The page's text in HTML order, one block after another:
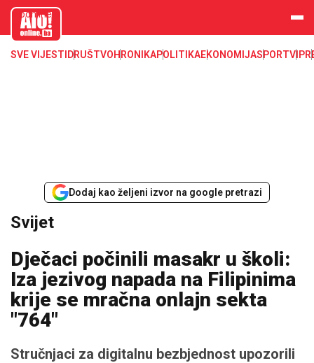
aloonline.b
SVE VIJESTI DRUŠTVOHRONIKAPOLITIKAEKONOMIJASPORTVIP
Dodaj kao željeni izvor na google pretrazi
Svijet
Dječaci počinili masakr u školi:
Iza jezivog napada na Filipinima
krije se mračna onlajn sekta
"764"
Stručnjaci za digitalnu bezbjednost upozorili